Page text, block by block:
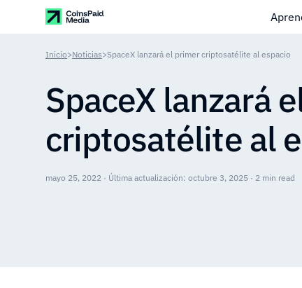
Inicio>Noticias>SpaceX lanzará el primer criptosatélite al espacio
SpaceX lanzará
criptosatélite al
mayo 25, 2022 · Última actualización: octubre 3, 2025 · 2 min read